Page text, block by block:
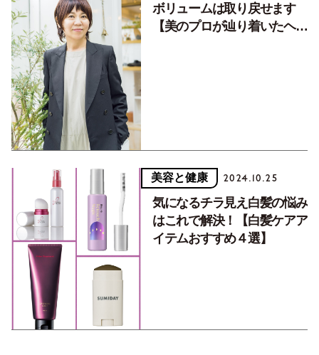
ボリュームは取り戻せます
【美のプロが辿り着いたヘア
美容と健康 2024.10.25
気になるチラ見え白髪の悩み
はこれで解決！【白髪ケアア
イテムおすすめ４選】